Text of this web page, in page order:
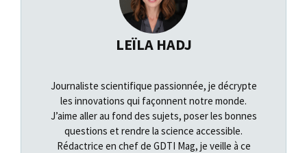
LEÏLA HADJ
Journaliste scientifique passionnée, je décrypte
les innovations qui façonnent notre monde.
J’aime aller au fond des sujets, poser les bonnes
questions et rendre la science accessible.
Rédactrice en chef de GDTI Mag, je veille à ce